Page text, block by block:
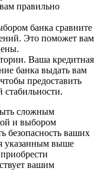
правильно
банка сравните
Это поможет вам
Ваша кредитная
банка выдать вам
предоставить
сложным
и выбором
безопасность ваших
указанным выше
вашим